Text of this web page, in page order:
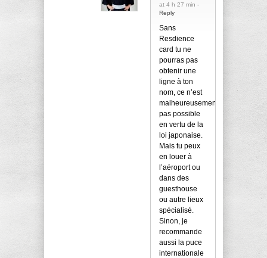
at 4 h 27 min -
Reply
Sans
Resdience
card tu ne
pourras pas
obtenir une
ligne à ton
nom, ce n’est
malheureusement
pas possible
en vertu de la
loi japonaise.
Mais tu peux
en louer à
l’aéroport ou
dans des
guesthouse
ou autre lieux
spécialisé.
Sinon, je
recommande
aussi la puce
internationale